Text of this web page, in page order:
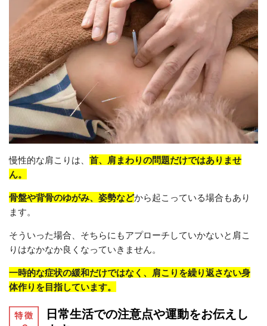
慢性的な肩こりは、 首、肩まわりの問題だけではありませ
ん。
骨盤や背骨のゆがみ、姿勢などから起こっている場合もあり
ます。
そういった場合、そちらにもアプローチしていかないと肩こ
りはなかなか良くなっていきません。
一時的な症状の緩和だけではなく、肩こりを繰り返さない身
体作りを目指しています。
日常生活での注意点や運動をお伝えし